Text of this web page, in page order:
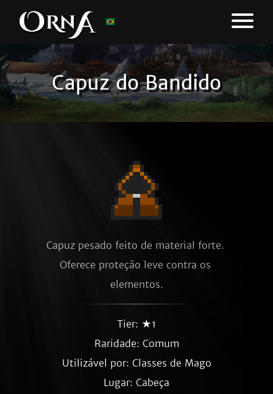
Capuz do Bandido
Capuz pesado feito de material forte.
Oferece proteção leve contra os
elementos.
Tier: ★1
Raridade: Comum
Utilizável por: Classes de Mago
Lugar: Cabeça